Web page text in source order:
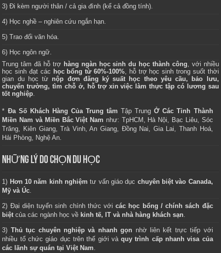
3) Đi kèm người thân / cả gia đình (kể cả đồng tính).
4) Học nghề – nghiên cứu ngắn hạn.
5) Trao đổi văn hóa.
6) Học ngôn ngữ.
Trung tâm đã hỗ trợ hàng ngàn học sinh du học thành công, với nhiều
học sinh đạt các học bổng từ 60%-100%, hỗ trợ học sinh trong suốt thời
gian du học từ nộp đơn đăng ký suất học theo yêu cầu, bảo lưu,
chuyển trường, tìm chỗ ở, hỗ trợ xin việc làm thực tập có lương sau
tốt nghiệp.
* Đa Số Khách Hàng Của Trung tâm Tập TrungỞ Các Tỉnh Thành
Miền Nam và Miền Bắc Việt Nam như: TpHCM, Hà Nội, Bạc Liêu, Sóc
Trăng, Kiên Giang, Trà Vinh, An Giang, Đồng Nai, Gia Lai, Thanh Hoá,
Hải Phòng, Nghệ An.
NHỮNG LÝ DO CHỌN DU HỌC
1) Hơn 10 năm kinh nghiệm tư vấn giáo dục chuyên biệt vào Canada,
Mỹ và Úc.
2) Đại diện tuyển sinh chính thức vớicác học bổng / chính sách đặc
biệt của các ngành học về kinh tế, IT và nhà hàng khách sạn.
3) Thủ tục chuyên nghiệp và nhanh gọn nhờ liên kết trực tiếp với
nhiều tổ chức giáo dục trên thế giới vàquy trình cấp nhanh visa của
các lãnh sự quán tại Việt Nam.